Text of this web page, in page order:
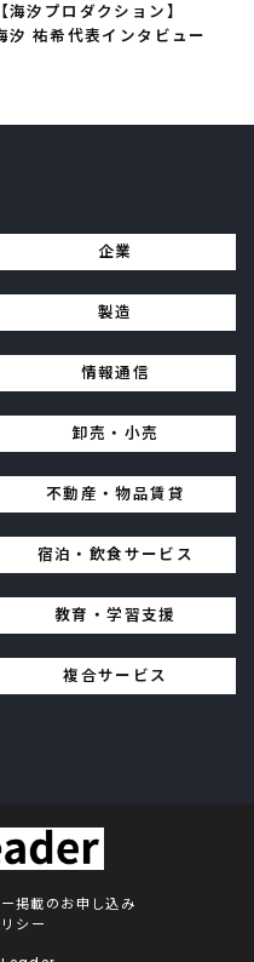
【海汐プロダクション】
汐 祐希代表インタビュー
企業
製造
情報通信
卸売・小売
不動産・物品賃貸
宿泊・飲食サービス
教育・学習支援
複合サービス
掲載のお申し込み
シー